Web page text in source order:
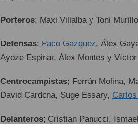
Porteros; Maxi Villalba y Toni Murillo
Defensas; Paco Gazquez, Álex
Ayoze Espinar, Álex Montes y Víctor
Centrocampistas; Ferrán Molina,
David Cardona, Suge Essary,
Delanteros; Cristian Panucci,